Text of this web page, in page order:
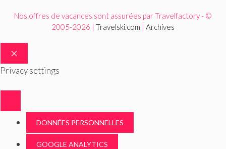
Nos offres de vacances sont assurées par Travelfactory - ©
2005-2026 | Travelski.com Archives
FERMER
Privacy settings
DONNÉES PERSONNELLES
GOOGLE ANALYTICS